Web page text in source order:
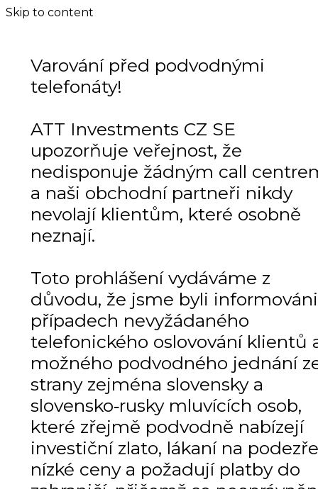
Skip to content
Varování před podvodnými
telefonáty!
ATT Investments CZ SE
upozorňuje veřejnost, že
nedisponuje žádným call
a naši obchodní partneři nikdy
nevolají klientům, které osobně
neznají.
Toto prohlášení vydáváme z
důvodu, že jsme byli
případech nevyžádaného
telefonického oslovování klientů
možného podvodného jednání
strany zejména slovensky a
slovensko‑rusky mluvících osob,
které zřejmě podvodně nabízejí
investiční zlato, lákaní na
nízké ceny a požadují platby do